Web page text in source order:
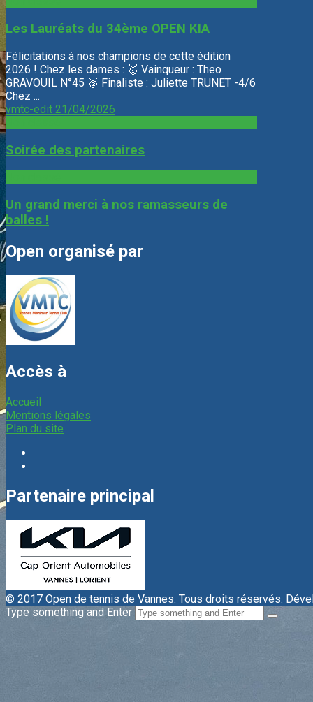
Les Lauréats du 34ème OPEN KIA
Félicitations à nos champions de cette édition
2026 ! Chez les dames : 🥇 Vainqueur : Theo
GRAVOUIL N°45 🥈 Finaliste : Juliette TRUNET -4/6
Chez ...
vmtc-edit 21/04/2026
Soirée des partenaires
Un grand merci à nos ramasseurs de
balles !
Open organisé par
Accès à
Accueil
Mentions légales
Plan du site
Partenaire principal
© 2017 Open de tennis de Vannes. Tous droits réservés.
Type something and Enter